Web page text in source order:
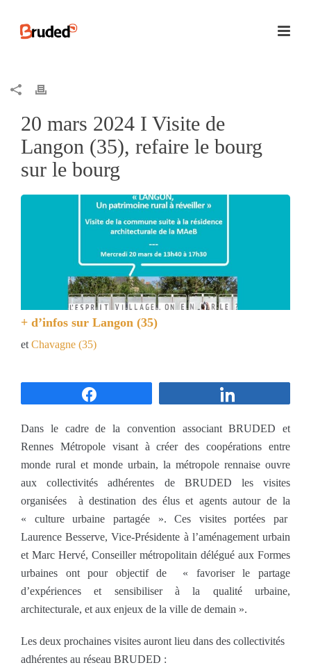
20 mars 2024 I Visite de
Langon (35), refaire le bourg
sur le bourg
+ d’infos sur Langon (35)
et Chavagne (35)
Dans le cadre de la convention associant BRUDED et
Rennes Métropole visant à créer des coopérations entre
monde rural et monde urbain, la métropole rennaise ouvre
aux collectivités adhérentes de BRUDED les visites
organisées à destination des élus et agents autour de la
« culture urbaine partagée ». Ces visites portées par
Laurence Besserve, Vice-Présidente à l’aménagement urbain
et Marc Hervé, Conseiller métropolitain délégué aux Formes
urbaines ont pour objectif de « favoriser le partage
d’expériences et sensibiliser à la qualité urbaine,
architecturale, et aux enjeux de la ville de demain ».
Les deux prochaines visites auront lieu dans des collectivités
adhérentes au réseau BRUDED :